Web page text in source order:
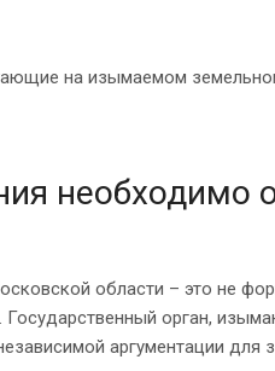
на изымаемом
необходимо
области – это не
Государственный орган,
аргументации для